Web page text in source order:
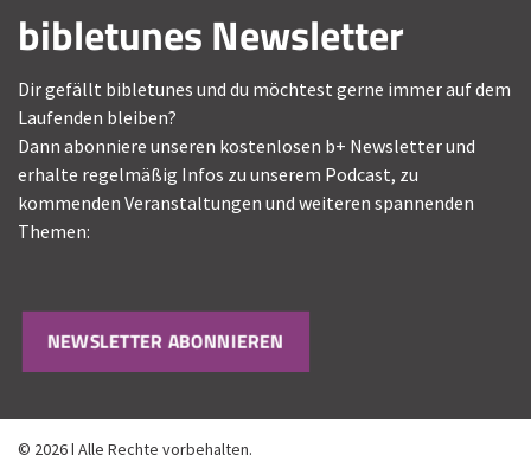
bibletunes Newsletter
Dir gefällt bibletunes und du möchtest gerne immer auf dem
Laufenden bleiben?
Dann abonniere unseren kostenlosen b+ Newsletter und
erhalte regelmäßig Infos zu unserem Podcast, zu
kommenden Veranstaltungen und weiteren spannenden
Themen:
NEWSLETTER ABONNIEREN
© 2026 | Alle Rechte vorbehalten.